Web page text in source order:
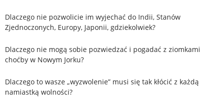
Dlaczego nie pozwolicie im wyjechać do Indii, Stanów
Zjednoczonych, Europy, Japonii, gdziekolwiek?
Dlaczego nie mogą sobie pozwiedzać i pogadać z ziomkami
choćby w Nowym Jorku?
Dlaczego to wasze „wyzwolenie” musi się tak kłócić z każdą
namiastką wolności?